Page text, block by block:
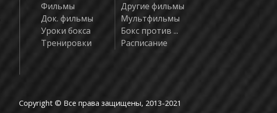
Фильмы
Док. фильмы
Уроки бокса
Тренировки
Другие фильмы
Мультфильмы
Бокс против ...
Расписание
Copyright © Все права защищены, 2013-2021